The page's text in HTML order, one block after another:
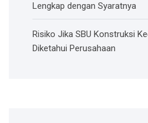
Lengkap dengan Syaratnya
Risiko Jika SBU Konstruksi
Diketahui Perusahaan